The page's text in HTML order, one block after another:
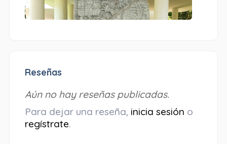
Reseñas
Aún no hay reseñas publicadas.
Para dejar una reseña, inicia sesión o
regístrate.